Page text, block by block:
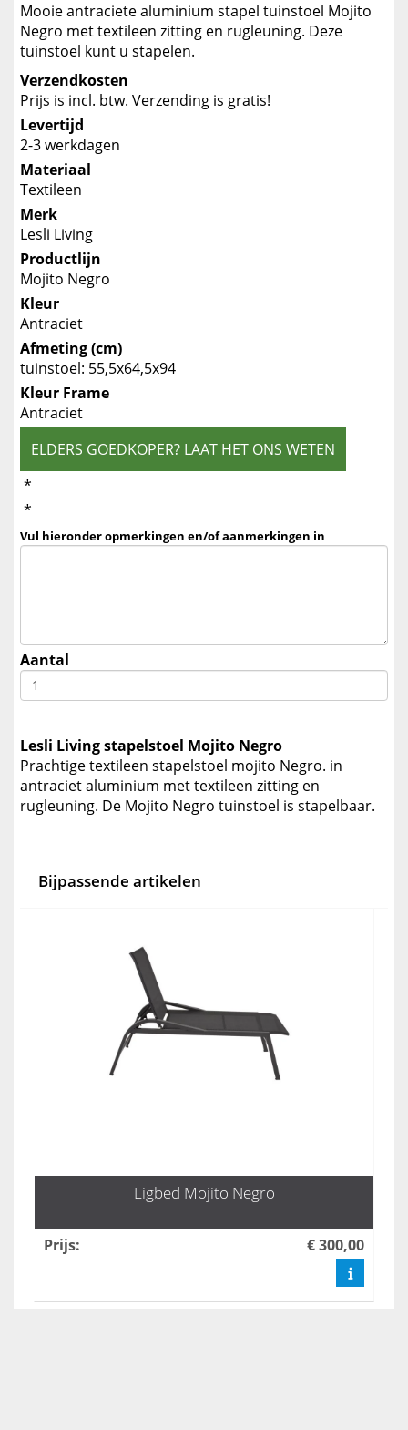
Mooie antraciete aluminium stapel tuinstoel Mojito
Negro met textileen zitting en rugleuning. Deze
tuinstoel kunt u stapelen.
Verzendkosten
Prijs is incl. btw. Verzending is gratis!
Levertijd
2-3 werkdagen
Materiaal
Textileen
Merk
Lesli Living
Productlijn
Mojito Negro
Kleur
Antraciet
Afmeting (cm)
tuinstoel: 55,5x64,5x94
Kleur Frame
Antraciet
ELDERS GOEDKOPER? LAAT HET ONS WETEN
*
*
Vul hieronder opmerkingen en/of aanmerkingen in
Aantal
Lesli Living stapelstoel Mojito Negro
Prachtige textileen stapelstoel mojito Negro. in
antraciet aluminium met textileen zitting en
rugleuning. De Mojito Negro tuinstoel is stapelbaar.
Bijpassende artikelen
Ligbed Mojito Negro
Prijs: € 300,00